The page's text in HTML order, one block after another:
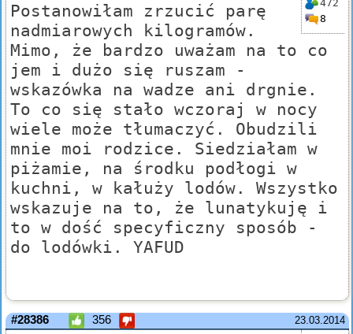
472
8
Postanowiłam zrzucić parę
nadmiarowych kilogramów.
Mimo, że bardzo uważam na to co
jem i dużo się ruszam -
wskazówka na wadze ani drgnie.
To co się stało wczoraj w nocy
wiele może tłumaczyć. Obudzili
mnie moi rodzice. Siedziałam w
piżamie, na środku podłogi w
kuchni, w kałuży lodów. Wszystko
wskazuje na to, że lunatykuję i
to w dość specyficzny sposób -
do lodówki. YAFUD
23.03.2014
#28386 356